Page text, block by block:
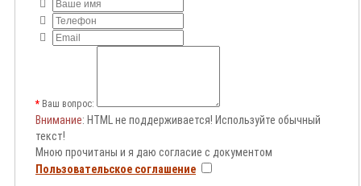
Ваш вопрос:
Внимание: HTML не поддерживается! Используйте обычный
текст!
Мною прочитаны и я даю согласие с документом
Пользовательское соглашение